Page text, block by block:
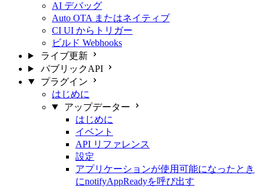
AI デバッグ
Auto OTA またはネイティブ
CI UI からトリガー
ビルド Webhooks
ライブ更新
パブリックAPI
プラグイン
はじめに
アップデーター
はじめに
イベント
API リファレンス
設定
アプリケーションが使用可能になったとき
にnotifyAppReadyを呼び出す